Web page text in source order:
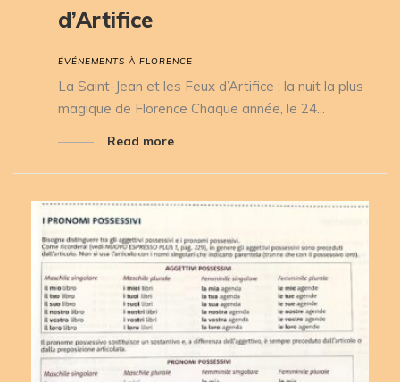
ÉVÉNEMENTS À FLORENCE
d’Artifice
La Saint-Jean et les Feux d’Artifice : la nuit la plus
magique de Florence Chaque année, le 24...
Read more